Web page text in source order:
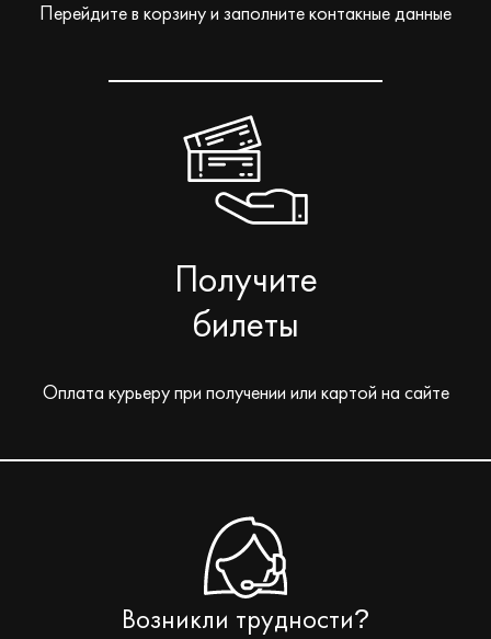
Перейдите в корзину и заполните контакные данные
Получите
билеты
Оплата курьеру при получении или картой на сайте
Возникли трудности?